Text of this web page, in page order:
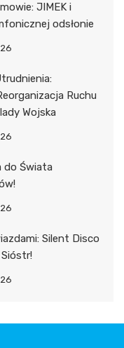
JIMEK i
odsłonie
Ruchu
Wojska
do Świata
Silent Disco